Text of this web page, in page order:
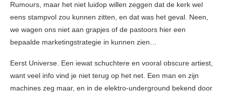
Rumours, maar het niet luidop willen zeggen dat de kerk wel
eens stampvol zou kunnen zitten, en dat was het geval. Neen,
we wagen ons niet aan grapjes of de pastoors hier een
bepaalde marketingstrategie in kunnen zien…
Eerst Universe. Een iewat schuchtere en vooral obscure artiest,
want veel info vind je niet terug op het net. Een man en zijn
machines zeg maar, en in de elektro-underground bekend door